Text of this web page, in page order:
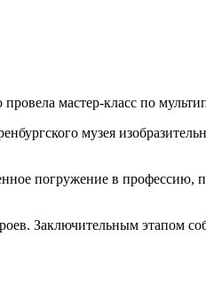
мастер-класс по
музея
погружение в профессию,
Заключительным этапом